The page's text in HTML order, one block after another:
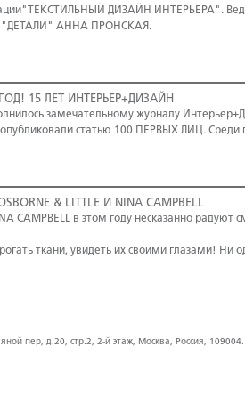
ДИЗАЙН ИНТЕРЬЕРА".
"ДЕТАЛИ" АННА ПРОНСКАЯ.
15 ЛЕТ ИНТЕРЬЕР+ДИЗАЙН
замечательному журналу
статью 100 ПЕРВЫХ ЛИЦ.
& LITTLE И NINA CAMPBELL
CAMPBELL в этом году несказанно
ткани, увидеть их своими глазами!
пер, д.20, стр.2, 2-й этаж, Москва, Россия,